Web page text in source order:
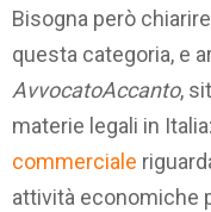
Bisogna però
questa categoria, e
AvvocatoAccanto,
materie legali in
commerciale
attività economiche